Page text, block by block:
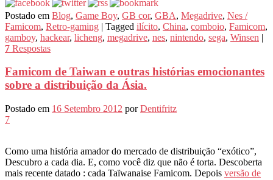
Postado em Blog, Game Boy, GB cor, GBA, Megadrive, Nes /
Famicom, Retro-gaming | Tagged ilícito, China, comboio, Famicom,
gamboy, hackear, licheng, megadrive, nes, nintendo, sega, Winsen |
7 Respostas
Famicom de Taiwan e outras histórias emocionantes
sobre a distribuição da Ásia.
Postado em 16 Setembro 2012 porDentifritz
7
Como uma história amador do mercado de distribuição “exótico”,
Descubro a cada dia. E, como você diz que não é torta. Descoberta
mais recente datado : cada Taïwanaise Famicom. Depois versão de